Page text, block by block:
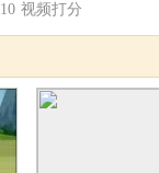
10 视频打分